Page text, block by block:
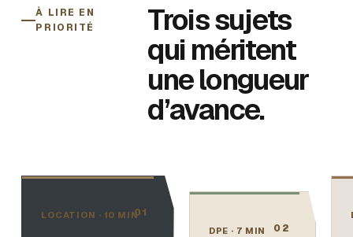
À LIRE EN
PRIORITÉ
Trois sujets
qui méritent
une longueur
d’avance.
01
LOCATION · 10 MIN
02
DPE · 7 MIN